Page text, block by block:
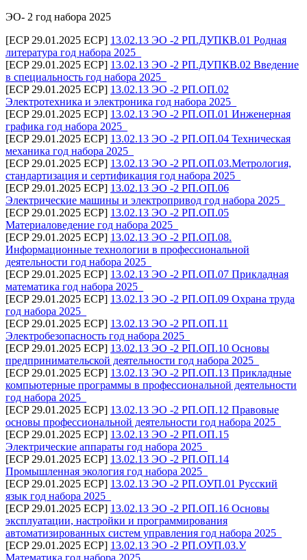
ЭО- 2 год набора 2025
[ECP 29.01.2025 ECP] 13.02.13 ЭО -2 РП.ДУПКВ.01 Родная
литература год набора 2025_
[ECP 29.01.2025 ECP] 13.02.13 ЭО -2 РП.ДУПКВ.02 Введение
в специальность год набора 2025_
[ECP 29.01.2025 ECP] 13.02.13 ЭО -2 РП.ОП.02
Электротехника и электроника год набора 2025_
[ECP 29.01.2025 ECP] 13.02.13 ЭО -2 РП.ОП.01 Инженерная
графика год набора 2025_
[ECP 29.01.2025 ECP] 13.02.13 ЭО -2 РП.ОП.04 Техническая
механика год набора 2025_
[ECP 29.01.2025 ECP] 13.02.13 ЭО -2 РП.ОП.03.Метрология,
стандартизация и сертификация год набора 2025_
[ECP 29.01.2025 ECP] 13.02.13 ЭО -2 РП.ОП.06
Электрические машины и электропривод год набора 2025_
[ECP 29.01.2025 ECP] 13.02.13 ЭО -2 РП.ОП.05
Материаловедение год набора 2025_
[ECP 29.01.2025 ECP] 13.02.13 ЭО -2 РП.ОП.08.
Информационные технологии в профессиональной
деятельности год набора 2025_
[ECP 29.01.2025 ECP] 13.02.13 ЭО -2 РП.ОП.07 Прикладная
математика год набора 2025_
[ECP 29.01.2025 ECP] 13.02.13 ЭО -2 РП.ОП.09 Охрана труда
год набора 2025_
[ECP 29.01.2025 ECP] 13.02.13 ЭО -2 РП.ОП.11
Электробезопасность год набора 2025_
[ECP 29.01.2025 ECP] 13.02.13 ЭО -2 РП.ОП.10 Основы
предпринимательской деятельности год набора 2025_
[ECP 29.01.2025 ECP] 13.02.13 ЭО -2 РП.ОП.13 Прикладные
компьютерные программы в профессиональной деятельности
год набора 2025_
[ECP 29.01.2025 ECP] 13.02.13 ЭО -2 РП.ОП.12 Правовые
основы профессиональной деятельности год набора 2025_
[ECP 29.01.2025 ECP] 13.02.13 ЭО -2 РП.ОП.15
Электрические аппараты год набора 2025_
[ECP 29.01.2025 ECP] 13.02.13 ЭО -2 РП.ОП.14
Промышленная экология год набора 2025_
[ECP 29.01.2025 ECP] 13.02.13 ЭО -2 РП.ОУП.01 Русский
язык год набора 2025_
[ECP 29.01.2025 ECP] 13.02.13 ЭО -2 РП.ОП.16 Основы
эксплуатации, настройки и программирования
автоматизированных систем управления год набора 2025_
[ECP 29.01.2025 ECP] 13.02.13 ЭО -2 РП.ОУП.03.У
Математика год набора 2025_